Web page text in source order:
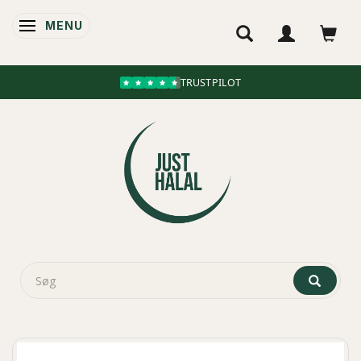
SKIFTE NAVIGATION
MENU
TRUSTPILOT